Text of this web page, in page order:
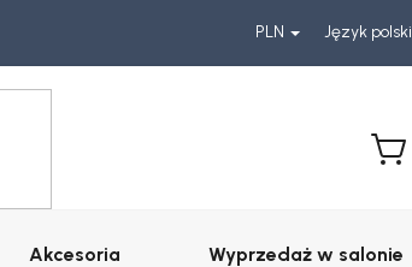
PLN Język polski
Akcesoria Wyprzedaż w salonie